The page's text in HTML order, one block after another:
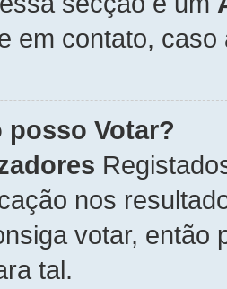
em contato,
posso Votar?
nos
votar, então
tal.